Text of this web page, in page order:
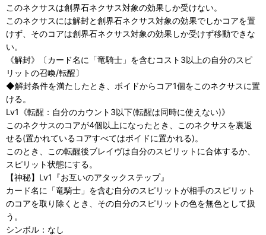
このネクサスは創界石ネクサス対象の効果しか受けない。
このネクサスには解封と創界石ネクサス対象の効果でしかコアを置
けず、そのコアは創界石ネクサス対象の効果しか受けず移動できな
い。
《解封》〔カード名に「竜騎士」を含むコスト3以上の自分のスピ
リットの召喚/転醒〕
◆解封条件を満たしたとき、ボイドからコア1個をこのネクサスに置
ける。
Lv1《転醒：自分のカウント3以下(転醒は同時に使えない)》
このネクサスのコアが4個以上になったとき、このネクサスを裏返
せる(置かれているコアすべてはボイドに置かれる)。
このとき、この転醒後ブレイヴは自分のスピリットに合体するか、
スピリット状態にする。
【神秘】Lv1『お互いのアタックステップ』
カード名に「竜騎士」を含む自分のスピリットが相手のスピリット
のコアを取り除くとき、その自分のスピリットの色を無色として扱
う。
シンボル：なし